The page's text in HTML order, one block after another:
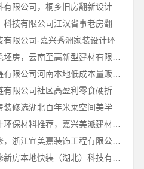
有限公司，桐乡旧房翻新设计
嘉兴美派建材科技有限公司-嘉兴秀洲家装设计环保材料推荐
河南零百味供应链有限公司社区高盈利零食硬折扣全域盈利
荆州装修公司婚房装修选湖北百年米莱空间美学装饰材料有限公司
嘉兴秀洲家装设计环保材料推荐，嘉兴美派建材科技靠谱
新昌优秀居家装修，浙江宜美嘉装饰工程有限公司匠心品质